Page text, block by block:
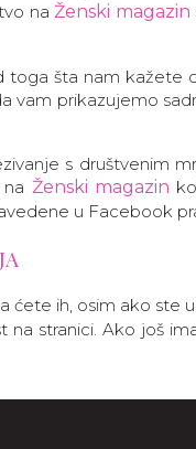
naŽenski magazin
toga šta nam kažete
vam prikazujemo
s društvenim
Ženski magazin
u Facebook
ćete ih, osim ako ste
stranici. Ako još